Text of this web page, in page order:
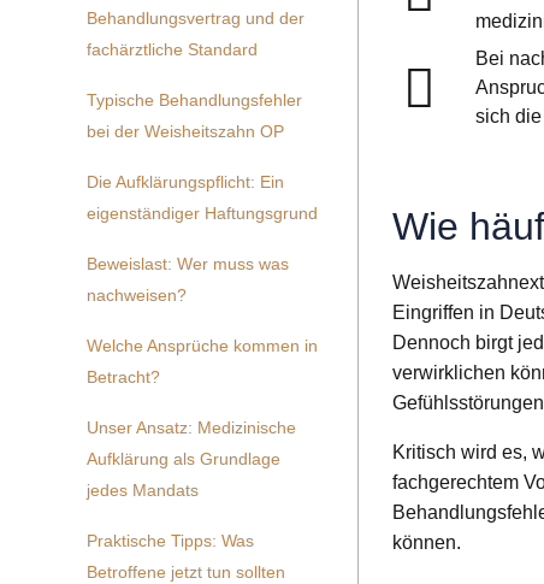
Behandlungsvertrag und der
fachärztliche Standard
Typische Behandlungsfehler
bei der Weisheitszahn OP
Die Aufklärungspflicht: Ein
eigenständiger Haftungsgrund
Beweislast: Wer muss was
nachweisen?
Welche Ansprüche kommen in
Betracht?
Unser Ansatz: Medizinische
Aufklärung als Grundlage
jedes Mandats
Praktische Tipps: Was
Betroffene jetzt tun sollten
Bei
sich
Wie
Eingriffen in
Dennoch birgt
verwirklichen
Kritisch wird es,
fachgerechtem
können.